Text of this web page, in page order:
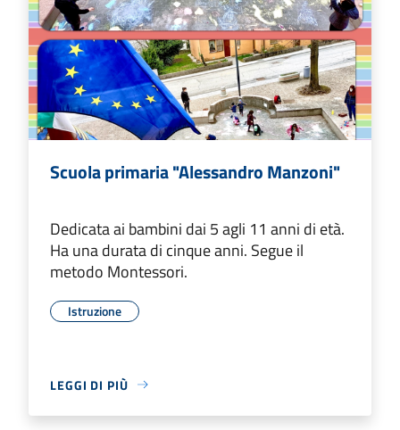
Scuola primaria "Alessandro Manzoni"
Dedicata ai bambini dai 5 agli 11 anni di età.
Ha una durata di cinque anni. Segue il
metodo Montessori.
Istruzione
LEGGI DI PIÙ